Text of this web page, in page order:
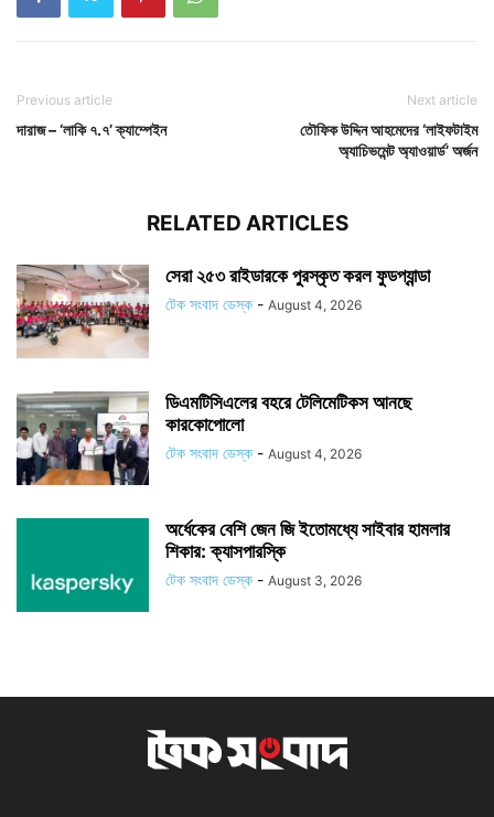
Previous article
দারাজ – ‘লাকি ৭.৭’ ক্যাম্পেইন
Next article
তৌফিক উদ্দিন আহমেদের ‘লাইফটাইম
অ্যাচিভমেন্ট অ্যাওয়ার্ড’ অর্জন
RELATED ARTICLES
সেরা ২৫৩ রাইডারকে পুরস্কৃত করল ফুডপ্যান্ডা
টেক সংবাদ ডেস্ক - August 4, 2026
ডিএমটিসিএলের বহরে টেলিমেটিকস আনছে
কারকোপোলো
টেক সংবাদ ডেস্ক - August 4, 2026
অর্ধেকের বেশি জেন জি ইতোমধ্যে সাইবার হামলার
শিকার: ক্যাসপারস্কি
টেক সংবাদ ডেস্ক - August 3, 2026